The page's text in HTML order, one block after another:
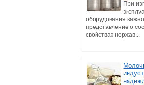
При
оборудования
представление о
свойствах нержав...